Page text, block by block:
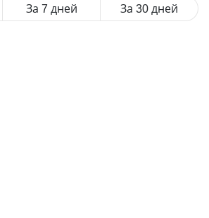
За 7 дней За 30 дней